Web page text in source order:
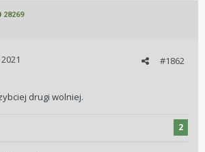
28269
#1862
drugi wolniej.
2